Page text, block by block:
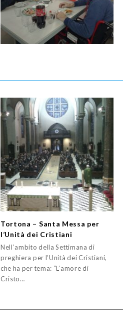
Tortona – Santa Messa per
l’Unità dei Cristiani
Nell’ambito della Settimana di
preghiera per l’Unità dei Cristiani,
che ha per tema: “L’amore di
Cristo…